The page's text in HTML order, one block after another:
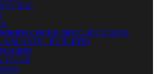
COCHE-MOTO-BICICLETA
AISLANTE - BURLETES
TOOLS